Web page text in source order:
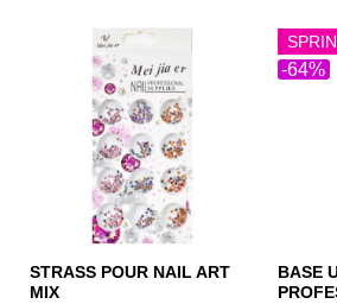
STRASS POUR NAIL ART
MIX
-64%
BASE